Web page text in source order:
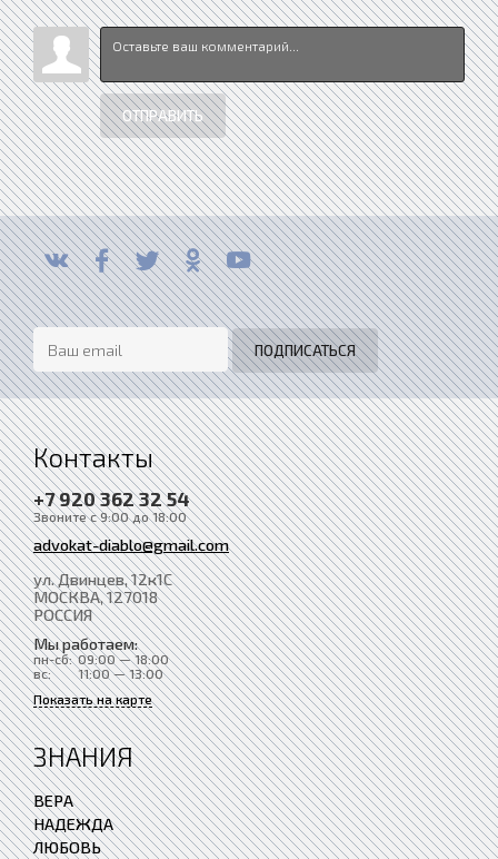
ОТПРАВИТЬ
Контакты
+7 920 362 32 54
Звоните с 9:00 до 18:00
advokat-diablo@gmail.com
ул. Двинцев, 12к1С
МОСКВА, 127018
РОССИЯ
Мы работаем:
пн-сб: 09:00 — 18:00
вс:
11:00 — 13:00
Показать на карте
ЗНАНИЯ
ВЕРА
НАДЕЖДА
ЛЮБОВЬ